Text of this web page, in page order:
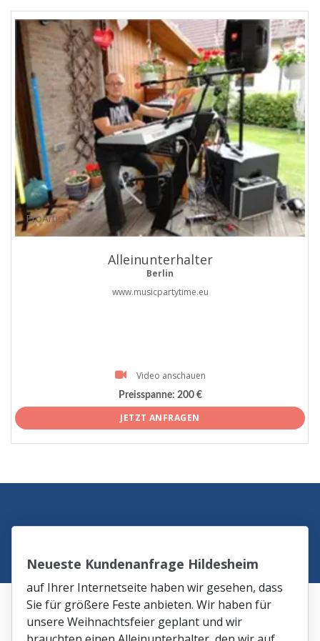
ProArtist
Alleinunterhalter
Berlin
www.musicpartytime.eu
Video anschauen
Preisspanne: 200 €
JETZT ANFRAGEN
Neueste Kundenanfrage Hildesheim
auf Ihrer Internetseite haben wir gesehen, dass
Sie für größere Feste anbieten. Wir haben für
unsere Weihnachtsfeier geplant und wir